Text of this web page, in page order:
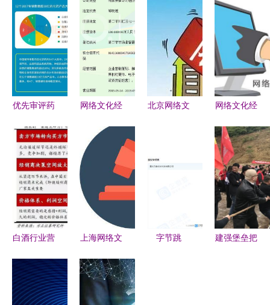
优先审评药
产占比远低
于进口，22
个热销产品
全分析
网络文化经
河南广利文
化传媒发展
的助推力分
析
北京网络文
办理流程材
网络文化经
理价格全面
解析 你需
要了解的方
方面面
白酒行业营
利剑出鞘，
谁与争锋？
上海网络文
证办理所需
资料及流程
字节跳
建强堡垒把